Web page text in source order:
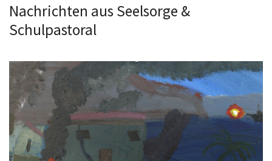
Nachrichten aus Seelsorge &
Schulpastoral